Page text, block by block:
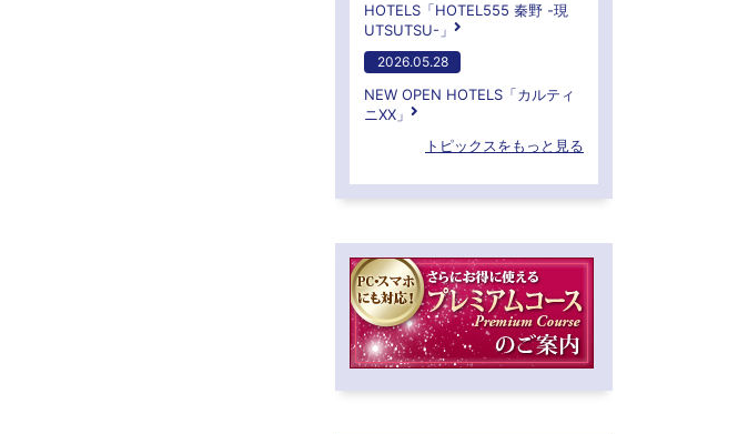
HOTELS「HOTEL555 秦野 -現
UTSUTSU-」
2026.05.28
NEW OPEN HOTELS「カルティ
ニXX」
トピックスをもっと見る